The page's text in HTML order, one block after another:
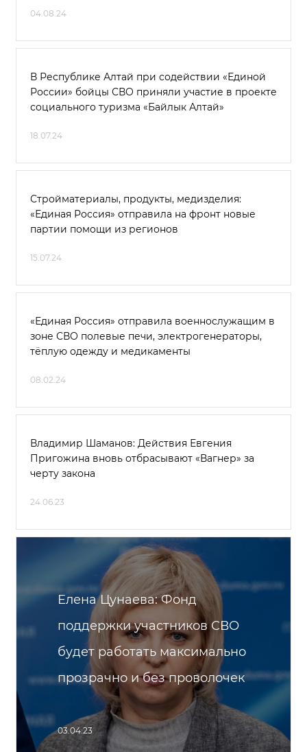
04.08.24
В Республике Алтай при содействии «Единой
России» бойцы СВО приняли участие в проекте
социального туризма «Байлык Алтай»
18.07.24
Стройматериалы, продукты, медизделия:
«Единая Россия» отправила на фронт новые
партии помощи из регионов
15.07.24
«Единая Россия» отправила военнослужащим в
зоне СВО полевые печи, электрогенераторы,
тёплую одежду и медикаменты
08.02.24
Владимир Шаманов: Действия Евгения
Пригожина вновь отбрасывают «Вагнер» за
черту закона
24.06.23
Елена Цунаева: Фонд
поддержки участников СВО
будет работать максимально
прозрачно и без проволочек
03.04.23